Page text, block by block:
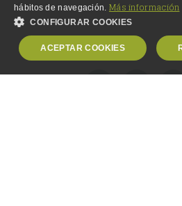
Empleo
hábitos de navegación. Más información
CONFIGURAR COOKIES
ACEPTAR COOKIES